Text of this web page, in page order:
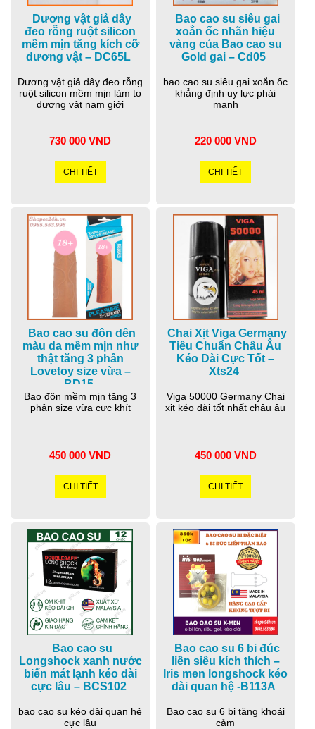
Dương vật giả dây
đeo rỗng ruột silicon
mềm mịn tăng kích cỡ
dương vật – DC65L
Dương vật giả dây đeo rỗng
ruột silicon mềm mịn làm to
dương vật nam giới
730 000 VND
CHI TIẾT
Bao cao su siêu gai
xoắn ốc nhãn hiệu
vàng của Bao cao su
Gold gai – Cd05
bao cao su siêu gai xoắn ốc
khẳng định uy lực phái
mạnh
220 000 VND
CHI TIẾT
Bao cao su đôn dên
màu da mềm mịn như
thật tăng 3 phân
Lovetoy size vừa –
BD15
Bao đôn mềm mịn tăng 3
phân size vừa cực khít
450 000 VND
CHI TIẾT
Chai Xịt Viga Germany
Tiêu Chuẩn Châu Âu
Kéo Dài Cực Tốt –
Xts24
Viga 50000 Germany Chai
xịt kéo dài tốt nhất châu âu
450 000 VND
CHI TIẾT
Bao cao su
Longshock xanh nước
biển mát lạnh kéo dài
cực lâu – BCS102
bao cao su kéo dài quan hệ
cực lâu
Bao cao su 6 bi đúc
liền siêu kích thích –
Iris men longshock kéo
dài quan hệ -B113A
Bao cao su 6 bi tăng khoái
cảm